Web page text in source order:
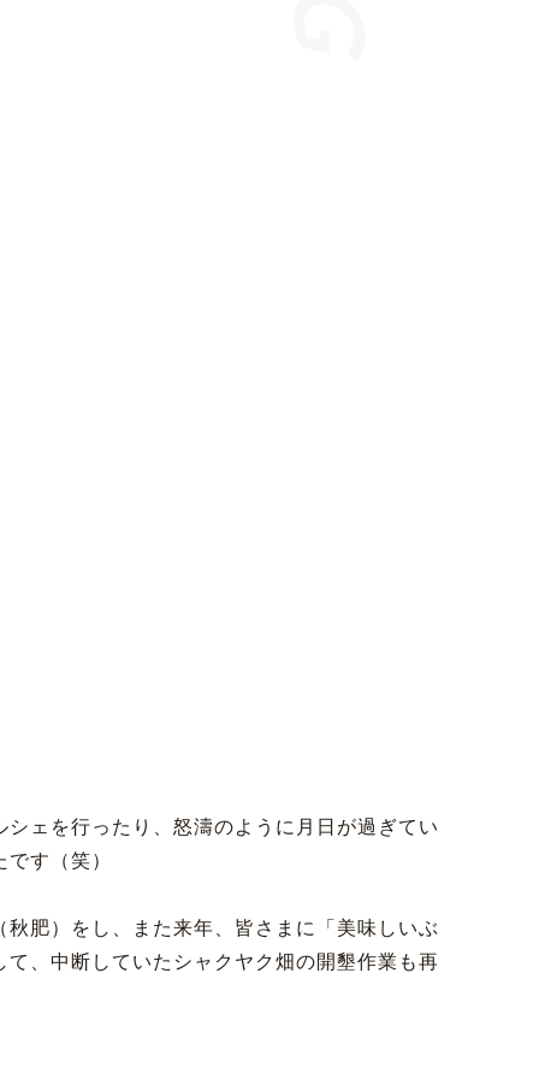
ェを行ったり、怒濤のように月日が過ぎてい
す（笑）
肥）をし、また来年、皆さまに「美味しいぶ
、中断していたシャクヤク畑の開墾作業も再